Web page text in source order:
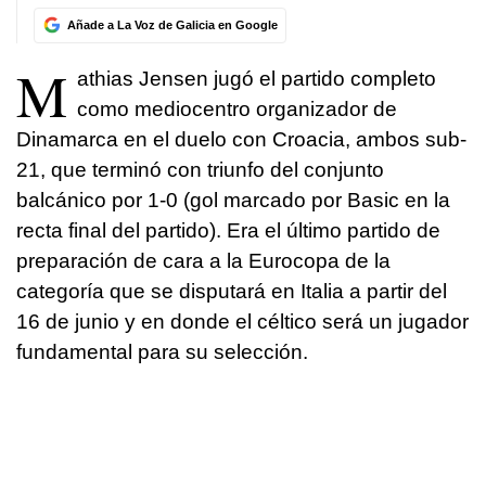
Añade a La Voz de Galicia en Google
M athias Jensen jugó el partido completo
como mediocentro organizador de
Dinamarca en el duelo con Croacia, ambos sub-
21, que terminó con triunfo del conjunto
balcánico por 1-0 (gol marcado por Basic en la
recta final del partido). Era el último partido de
preparación de cara a la Eurocopa de la
categoría que se disputará en Italia a partir del
16 de junio y en donde el céltico será un jugador
fundamental para su selección.